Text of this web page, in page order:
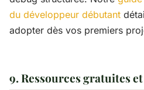
du développeur débutant
adopter dès vos premiers
9. Ressources gratuites